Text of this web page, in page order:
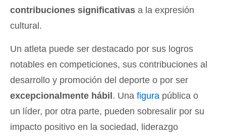
contribuciones significativas a la expresión
cultural.
Un atleta puede ser destacado por sus logros
notables en competiciones, sus contribuciones al
desarrollo y promoción del deporte o por ser
excepcionalmente hábil . Una figura pública o
un líder, por otra parte, pueden sobresalir por su
impacto positivo en la sociedad, liderazgo